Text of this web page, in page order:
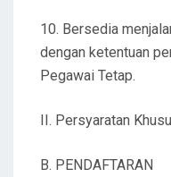
10. Bersedia
dengan ketentuan
Pegawai Tetap.
II. Persyaratan
B. PENDAFTARAN